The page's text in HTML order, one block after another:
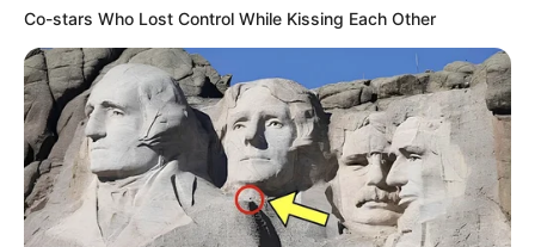
Co-stars Who Lost Control While Kissing Each Other